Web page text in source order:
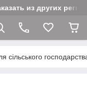
из других
сільського